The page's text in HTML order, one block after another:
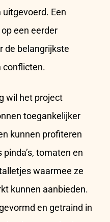
Een
een eerder
de belangrijkste
conflicten.
wil het project
toegankelijker
kunnen profiteren
tomaten en
waarmee ze
kunnen aanbieden.
en getraind in